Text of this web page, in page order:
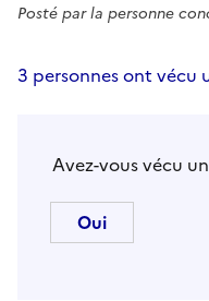
Posté parla personne
3 personnes ont vécu
Avez-vous vécu